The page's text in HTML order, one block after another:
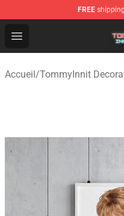
FREE
Open menu
TommyInnit Store -
Accueil/TommyInnit